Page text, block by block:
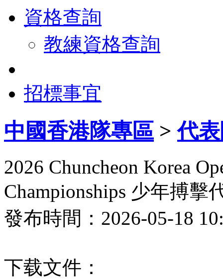
資格查詢
教練資格查詢
招標事宜
中國香港隊專區 >代
2026 Chuncheon Korea
Championships 少年搏擊
發布時間：2026-05-18
下载文件：